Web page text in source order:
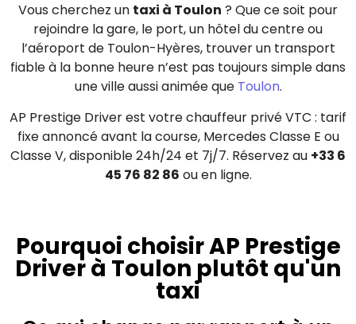
Vous cherchez un taxi à Toulon ? Que ce soit pour
rejoindre la gare, le port, un hôtel du centre ou
l’aéroport de Toulon-Hyères, trouver un transport
fiable à la bonne heure n’est pas toujours simple dans
une ville aussi animée que Toulon.
AP Prestige Driver est votre chauffeur privé VTC : tarif
fixe annoncé avant la course, Mercedes Classe E ou
Classe V, disponible 24h/24 et 7j/7. Réservez au +33 6
45 76 82 86 ou en ligne.
Pourquoi choisir AP Prestige
Driver à Toulon plutôt qu'un
taxi